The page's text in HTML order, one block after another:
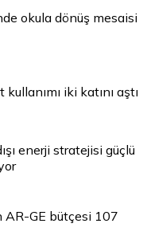
okula dönüş mesaisi
iki katını aştı
enerji stratejisi güçlü
AR-GE bütçesi 107